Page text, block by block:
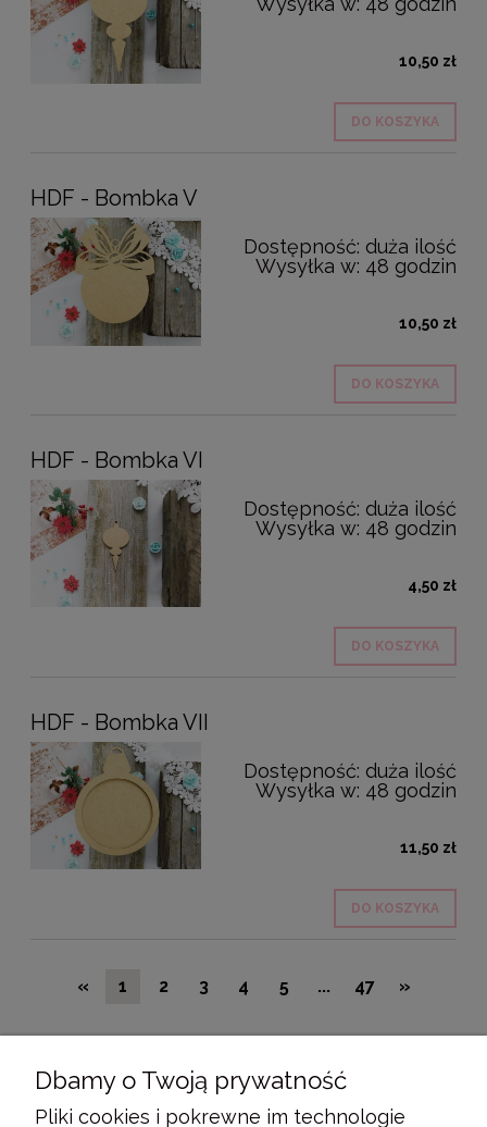
10,50 zł
DO KOSZYKA
HDF - Bombka V
Dostępność: duża ilość
Wysyłka w: 48 godzin
10,50 zł
DO KOSZYKA
HDF - Bombka VI
Dostępność: duża ilość
Wysyłka w: 48 godzin
4,50 zł
DO KOSZYKA
HDF - Bombka VII
Dostępność: duża ilość
Wysyłka w: 48 godzin
11,50 zł
DO KOSZYKA
« 1 2 3 4 5 ... 47 »
POMOC
Dbamy o Twoją prywatność
Pliki cookies i pokrewne im technologie